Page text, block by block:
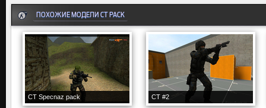
ПОХОЖИЕ МОДЕЛИ CT PACK
CT Specnaz pack CT #2